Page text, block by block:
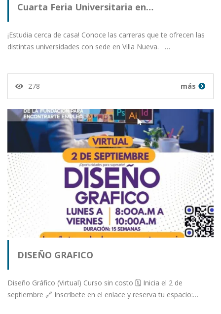
Cuarta Feria Universitaria en…
¡Estudia cerca de casa! Conoce las carreras que te ofrecen las
distintas universidades con sede en Villa Nueva. …
278 más
DISEÑO GRAFICO
Diseño Gráfico (Virtual) Curso sin costo 🗓️ Inicia el 2 de
septiembre 🔗 Inscríbete en el enlace y reserva tu espacio:…